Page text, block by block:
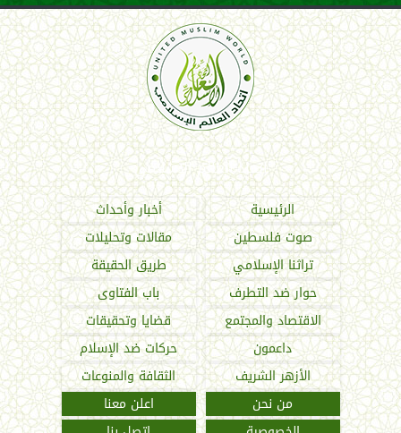
اتحاد العالم الإسلامي
الرئيسية
أخبار وأحداث
صوت فلسطين
مقالات وتحليلات
تراثنا الإسلامي
طريق الحقيقة
حوار ضد التطرف
باب الفتاوى
الاقتصاد والمجتمع
قضايا وتحقيقات
داعمون
حركات ضد الإسلام
الأزهر الشريف
الثقافة والمنوعات
من نحن
اعلن معنا